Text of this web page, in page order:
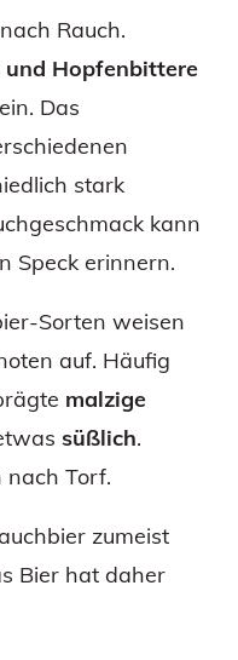
Rauch.
und Hopfenbittere
Das
stark
kann
Speck erinnern.
Sorten weisen
auf. Häufig
malzige
süßlich.
nach Torf.
zumeist
Bier hat daher